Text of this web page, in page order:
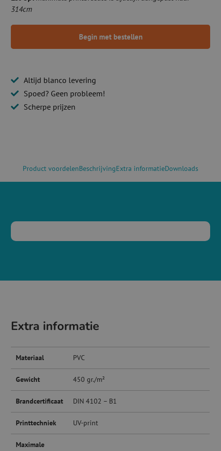
314cm
Begin met bestellen
Altijd blanco levering
Spoed? Geen probleem!
Scherpe prijzen
Product voordelenBeschrijvingExtra informatieDownloads
Extra informatie
Materiaal PVC
Gewicht 450 gr./m²
Brandcertificaat DIN 4102 – B1
Printtechniek UV-print
Maximale